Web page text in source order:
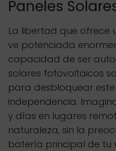
Paneles
La libertad que ofrece
ve potenciada
capacidad de ser
solares fotovoltaicos
para desbloquear este
independencia.
y días en lugares
naturaleza, sin la
batería principal de tu